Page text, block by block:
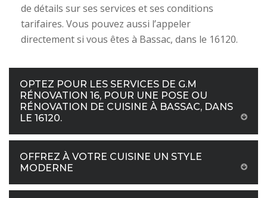
de détails sur ses services et ses conditions
tarifaires. Vous pouvez aussi l’appeler
directement si vous êtes à Bassac, dans le 16120.
OPTEZ POUR LES SERVICES DE G.M
RÉNOVATION 16, POUR UNE POSE OU
RÉNOVATION DE CUISINE À BASSAC, DANS
LE 16120.
OFFREZ À VOTRE CUISINE UN STYLE
MODERNE